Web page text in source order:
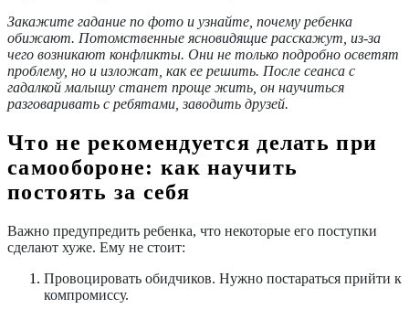
Закажите гадание по фото и узнайте, почему ребенка
обижают. Потомственные ясновидящие расскажут, из-за
чего возникают конфликты. Они не только подробно осветят
проблему, но и изложат, как ее решить. После сеанса с
гадалкой малышу станет проще жить, он научиться
разговаривать с ребятами, заводить друзей.
Что не рекомендуется делать при
самообороне: как научить
постоять за себя
Важно предупредить ребенка, что некоторые его поступки
сделают хуже. Ему не стоит:
Провоцировать обидчиков. Нужно постараться прийти к
компромиссу.